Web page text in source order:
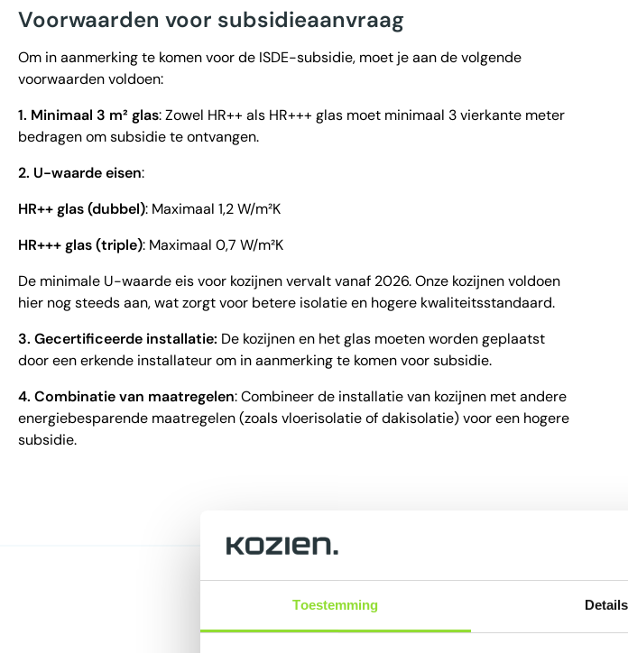
Toestemming Details
Voorwaarden voor subsidieaanvraag
Om in aanmerking te komen voor de ISDE-subsidie, moet je aan de volgende
voorwaarden voldoen:
1. Minimaal 3 m² glas: Zowel HR++ als HR+++ glas moet minimaal 3 vierkante meter
bedragen om subsidie te ontvangen.
2. U-waarde eisen:
HR++ glas (dubbel): Maximaal 1,2 W/m²K
HR+++ glas (triple): Maximaal 0,7 W/m²K
De minimale U-waarde eis voor kozijnen vervalt vanaf 2026. Onze kozijnen voldoen
hier nog steeds aan, wat zorgt voor betere isolatie en hogere kwaliteitsstandaard.
3. Gecertificeerde installatie: De kozijnen en het glas moeten worden geplaatst
door een erkende installateur om in aanmerking te komen voor subsidie.
4. Combinatie van maatregelen: Combineer de installatie van kozijnen met andere
energiebesparende maatregelen (zoals vloerisolatie of dakisolatie) voor een hogere
subsidie.